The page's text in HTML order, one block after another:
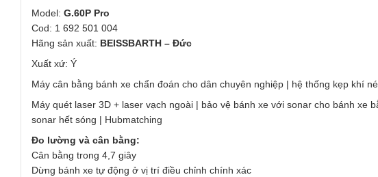
Model:G.60P Pro
Cod: 1 692 501 004
Hãng sản xuất: BEISSBARTH – Đức
Xuất xứ: Ý
Máy cân bằng bánh xe chẩn đoán cho dân chuyên nghiệp | hệ thống kẹp khí
Máy quét laser 3D + laser vạch ngoài | bảo vệ bánh xe với sonar cho bánh
sonar hết sóng | Hubmatching
Đo lường và cân bằng:
Cân bằng trong 4,7 giây
Dừng bánh xe tự động ở vị trí điều chỉnh chính xác